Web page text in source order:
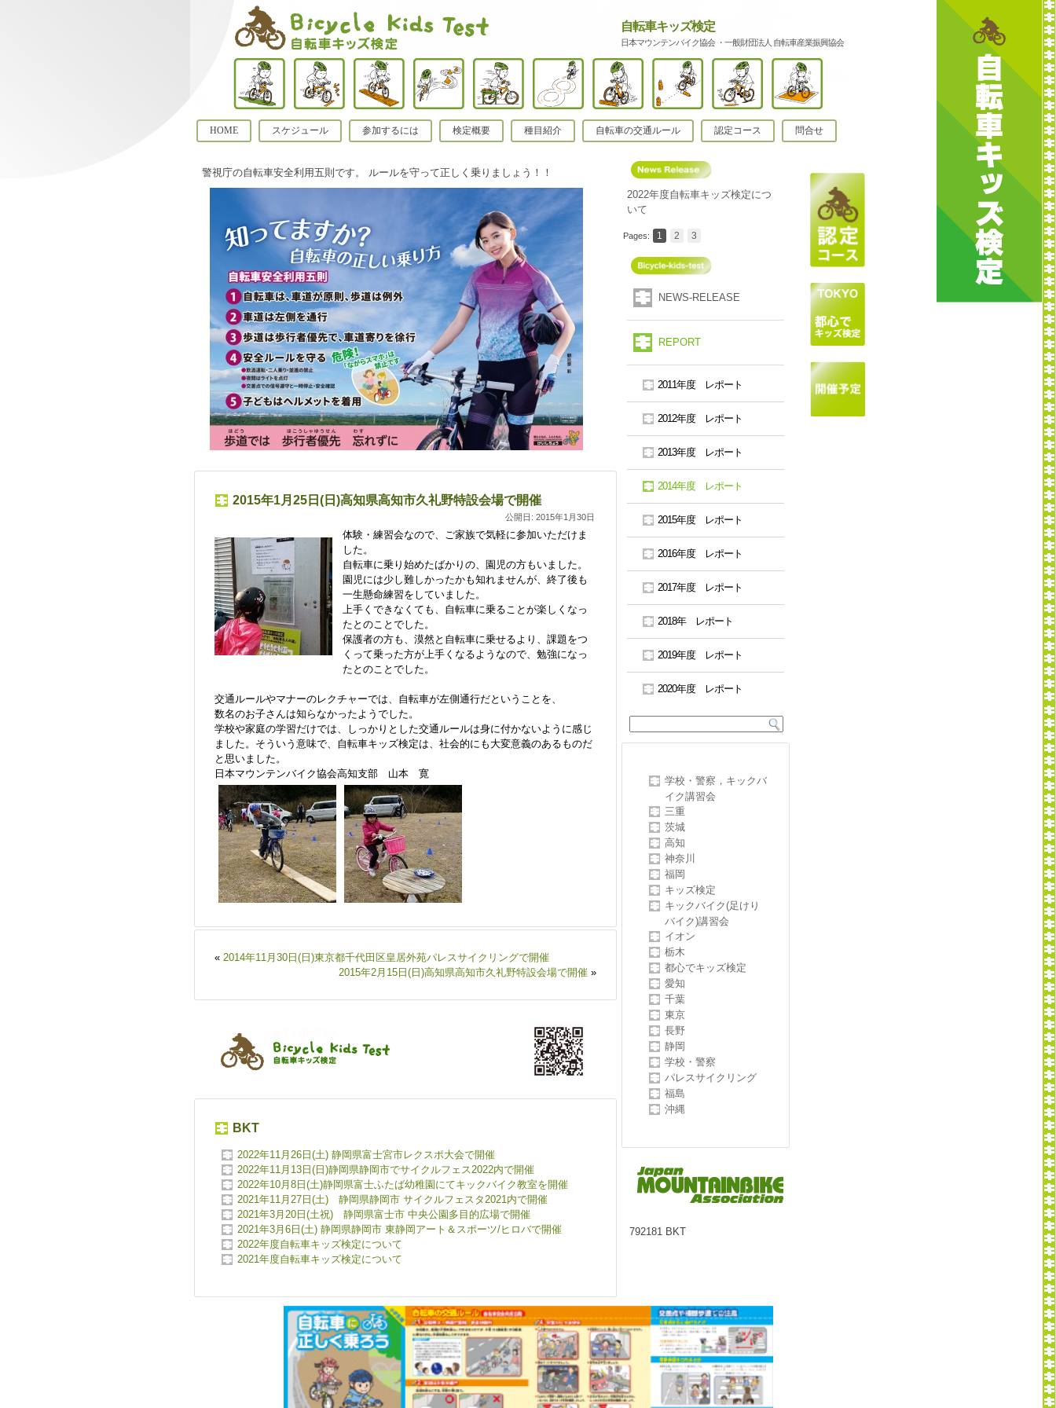
自転車キッズ検定
日本マウンテンバイク協会 ・一般財団法人 自転車産業振興協会
HOME スケジュール 参加するには 検定概要 種目紹介 自転車の交通ルール 認定コース 問合せ
警視庁の自転車安全利用五則です。 ルールを守って正しく乗りましょう！！
2015年1月25日(日)高知県高知市久礼野特設会場で開催
公開日: 2015年1月30日
体験・練習会なので、ご家族で気軽に参加いただけま
した。
自転車に乗り始めたばかりの、園児の方もいました。
園児には少し難しかったかも知れませんが、終了後も
一生懸命練習をしていました。
上手くできなくても、自転車に乗ることが楽しくなっ
たとのことでした。
保護者の方も、漠然と自転車に乗せるより、課題をつ
くって乗った方が上手くなるようなので、勉強になっ
たとのことでした。
交通ルールやマナーのレクチャーでは、自転車が左側通行だということを、
数名のお子さんは知らなかったようでした。
学校や家庭の学習だけでは、しっかりとした交通ルールは身に付かないように感じ
ました。そういう意味で、自転車キッズ検定は、社会的にも大変意義のあるものだ
と思いました。
日本マウンテンバイク協会高知支部 山本 寛
« 2014年11月30日(日)東京都千代田区皇居外苑パレスサイクリングで開催
2015年2月15日(日)高知県高知市久礼野特設会場で開催 »
BKT
2022年11月26日(土) 静岡県富士宮市レクスポ大会で開催
2022年11月13日(日)静岡県静岡市でサイクルフェス2022内で開催
2022年10月8日(土)静岡県富士ふたば幼稚園にてキックバイク教室を開催
2021年11月27日(土) 静岡県静岡市 サイクルフェスタ2021内で開催
2021年3月20日(土祝) 静岡県富士市 中央公園多目的広場で開催
2021年3月6日(土) 静岡県静岡市 東静岡アート＆スポーツ/ヒロバで開催
2022年度自転車キッズ検定について
2021年度自転車キッズ検定について
2022年度自転車キッズ検定につ
いて
Pages: 1 2 3
NEWS-RELEASE
REPORT
2011年度 レポート
2012年度 レポート
2013年度 レポート
2014年度 レポート
2015年度 レポート
2016年度 レポート
2017年度 レポート
2018年 レポート
2019年度 レポート
2020年度 レポート
学校・警察，キックバ
イク講習会
三重
茨城
高知
神奈川
福岡
キッズ検定
キックバイク(足けり
バイク)講習会
イオン
栃木
都心でキッズ検定
愛知
千葉
東京
長野
静岡
学校・警察
パレスサイクリング
福島
沖縄
792181 BKT